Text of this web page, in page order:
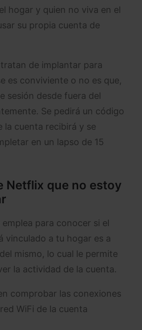
hogar y quien no viva en el
su propia cuenta de
de implantar para
es conviviente o no es que,
sesión desde fuera del
Se pedirá un código
la cuenta recibirá y se
en un lapso de 15
Netflix que no estoy
emplea para conocer si el
vinculado a tu hogar es a
mismo, lo cual le permite
la actividad de la cuenta.
comprobar las conexiones
WiFi de la cuenta